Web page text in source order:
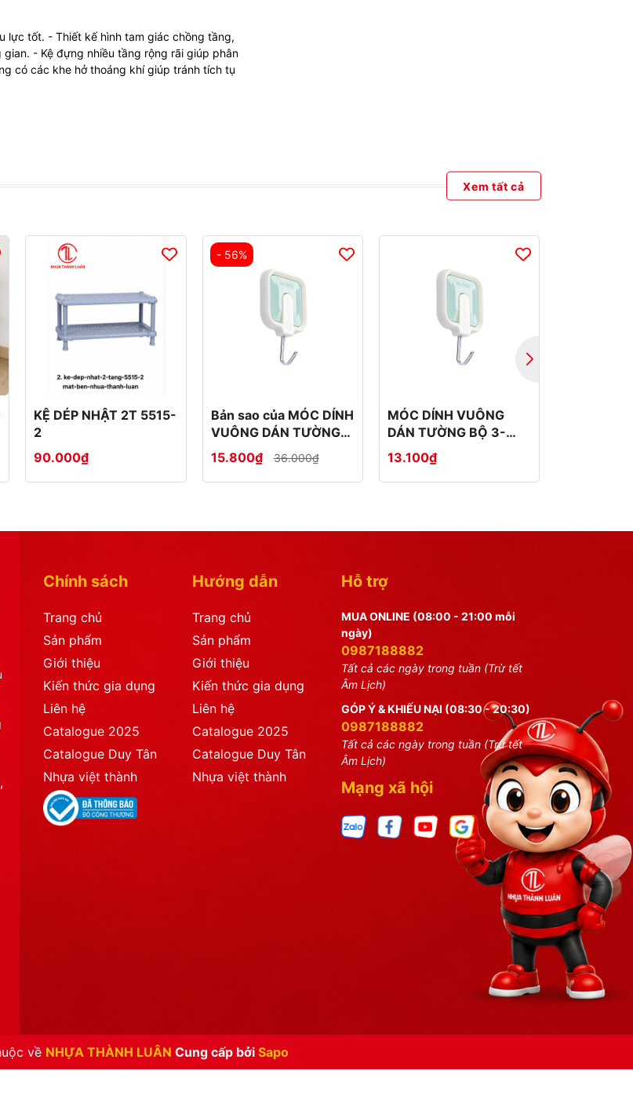
lực tốt. - Thiết kế hình tam giác chồng tầng,
- Kệ đựng nhiều tầng rộng rãi giúp phân
có các khe hở thoáng khí giúp tránh tích tụ
Xem tất cả
KỆ DÉP NHẬT 2T 5515-
2
90.000₫
- 56%
Bản sao của MÓC DÍNH
VUÔNG DÁN TƯỜNG
BỘ 4 2808-4
15.800₫ 36.000₫
MÓC DÍNH VUÔNG
DÁN TƯỜNG BỘ 3-
2808-3
13.100₫
Chính sách
Trang chủ
Sản phẩm
Giới thiệu
Kiến thức gia dụng
Liên hệ
Catalogue 2025
Catalogue Duy Tân
Nhựa việt thành
Hướng dẫn
Trang chủ
Sản phẩm
Giới thiệu
Kiến thức gia dụng
Liên hệ
Catalogue 2025
Catalogue Duy Tân
Nhựa việt thành
Hỗ trợ
MUA ONLINE (08:00 - 21:00 mỗi
ngày)
0987188882
Tất cả các ngày trong tuần (Trừ tết
Âm Lịch)
GÓP Ý & KHIẾU NẠI (08:30 - 20:30)
0987188882
Tất cả các ngày trong tuần (Trừ tết
Âm Lịch)
Mạng xã hội
về NHỰA THÀNH LUÂN Cung cấp bởi Sapo